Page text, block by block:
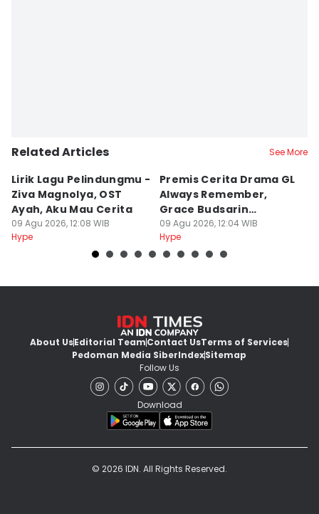
Related Articles See More
Lirik Lagu Pelindungmu -
Ziva Magnolya, OST
Ayah, Aku Mau Cerita
09 Agu 2026, 12:08 WIB
Hype
Premis Cerita Drama GL
Always Remember,
Grace Budsarin
Comeback
09 Agu 2026, 12:04 WIB
Hype
About UsEditorial TeamContact UsTerms of Services
Pedoman Media SiberIndexSitemap
Follow Us
Download
© 2026 IDN. All Rights Reserved.